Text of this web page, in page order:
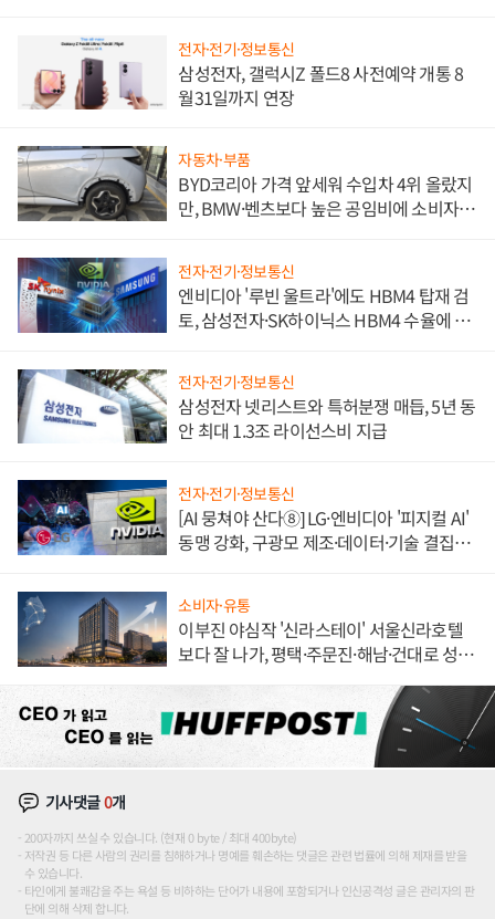
전자·전기·정보통신
삼성전자, 갤럭시Z 폴드8 사전예약 개통 8
월31일까지 연장
자동차·부품
BYD코리아 가격 앞세워 수입차 4위 올랐지
만, BMW·벤츠보다 높은 공임비에 소비자
전자·전기·정보통신
엔비디아 '루빈 울트라'에도 HBM4 탑재 검
토, 삼성전자·SK하이닉스 HBM4 수율에 주
전자·전기·정보통신
삼성전자 넷리스트와 특허분쟁 매듭, 5년 동
안 최대 1.3조 라이선스비 지급
전자·전기·정보통신
[AI 뭉쳐야 산다⑧] LG·엔비디아 '피지컬 AI'
동맹 강화, 구광모 제조·데이터·기술 결집
소비자·유통
이부진 야심작 '신라스테이' 서울신라호텔
보다 잘 나가, 평택·주문진·해남·건대로 성
기사댓글0개
200자까지 쓰실 수 있습니다. (현재 0 byte / 최대 400byte)
저작권 등 다른 사람의 권리를 침해하거나 명예를 훼손하는 댓글은 관련 법률에 의해 제재를 받을
수 있습니다.
타인에게 불쾌감을 주는 욕설 등 비하하는 단어가 내용에 포함되거나 인신공격성 글은 관리자의 판
단에 의해 삭제 합니다.